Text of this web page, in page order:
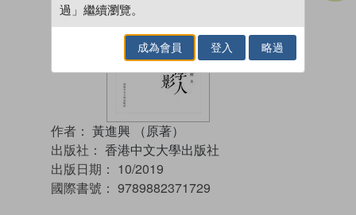
作者： 黃進興 （原著）
出版社： 香港中文大學出版社
出版日期： 10/2019
國際書號： 9789882371729
過」繼續瀏覽。
成為會員 登入 略過